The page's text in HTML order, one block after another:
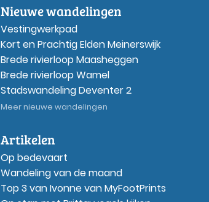
Nieuwe wandelingen
Vestingwerkpad
Kort en Prachtig Elden Meinerswijk
Brede rivierloop Maasheggen
Brede rivierloop Wamel
Stadswandeling Deventer 2
Meer nieuwe wandelingen
Artikelen
Op bedevaart
Wandeling van de maand
Top 3 van Ivonne van MyFootPrints